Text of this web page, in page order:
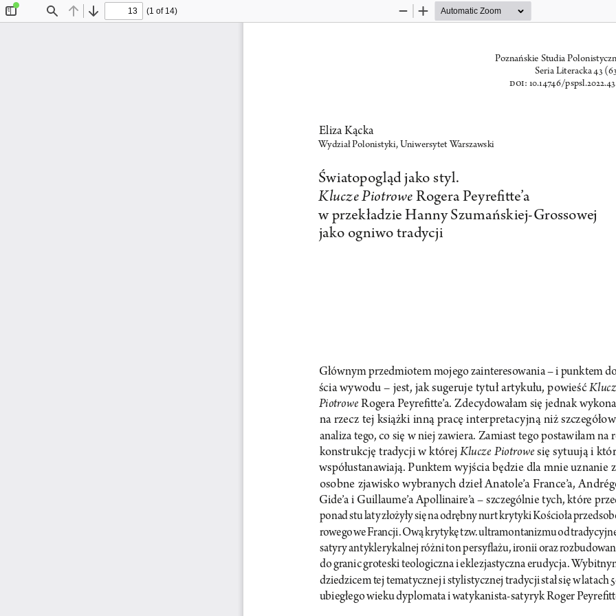
Find Previous
Next
(1 of 14)
Zoom
Zoom
Poznańskie Studia
Seria Literacka 43
doi: 10.14746/
Eliza Kącka
Wydział Polonistyki, Uniwersytet Warszawski
Światopogląd jako styl.
Klucze Piotrowe Rogera Peyrefitte’a
w przekładzie Hanny Szumańskiej-Grossowej
jako ogniwo tradycji
Głównym przedmiotem mojego zainteresowania – i punktem
ścia wywodu – jest, jak sugeruje tytuł artykułu, powieść
Piotrowe Rogera Peyrefitte’a. Zdecydowałam się jednak
na rzecz tej książki inną pracę interpretacyjną niż
analiza tego, co się w niej zawiera. Zamiast tego postawiłam na
konstrukcję tradycji w której Klucze Piotrowe się sytuują i
współustanawiają. Punktem wyjścia będzie dla mnie uznanie
osobne zjawisko wybranych dzieł Anatole’a France’a,
Gide’a i Guillaume’a Apollinaire’a – szczególnie tych, które
ponad stu laty złożyły się na odrębny nurt krytyki Kościoła
rowego we Francji. Ową krytykę tzw. ultramontanizmu od
satyry antyklerykalnej różni ton persyflażu, ironii oraz
do granic groteski teologiczna i eklezjastyczna erudycja. W
dziedzicem tej tematycznej i stylistycznej tradycji stał się w latach
ubieg łego wieku dyplomata i watykanista-satyryk Roger